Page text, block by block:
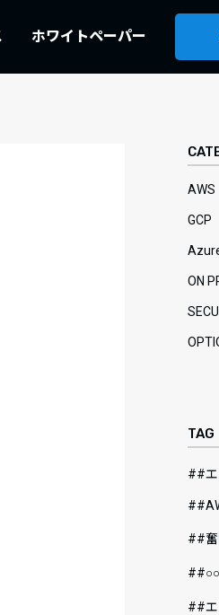
ホワイトペーパー
AWS
GCP
ON
TAG
#
#
#